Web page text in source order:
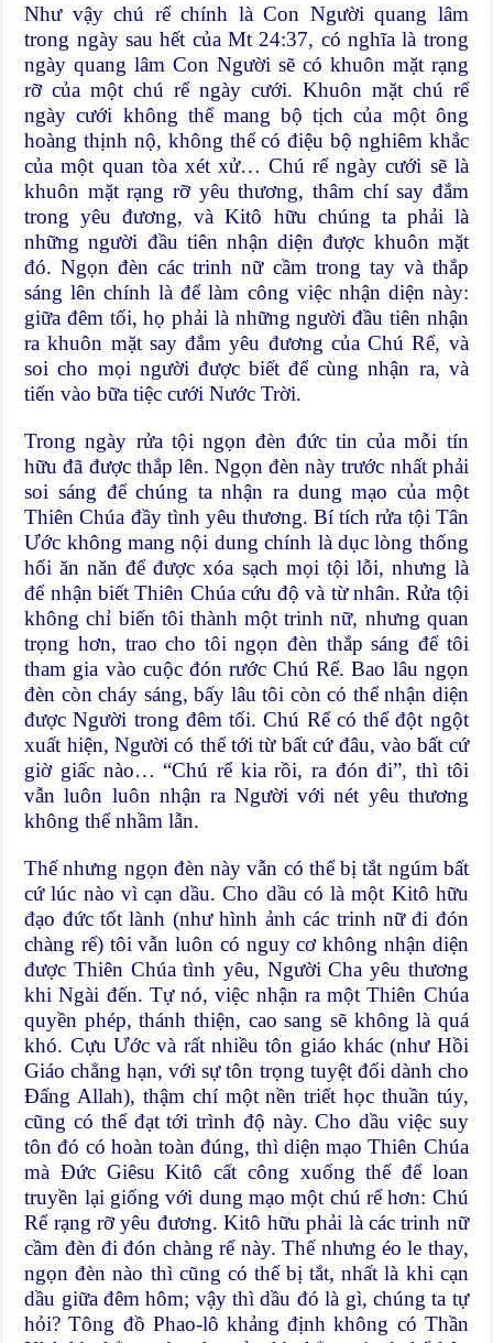
Như vậy chú rể chính là Con Người quang lâm
trong ngày sau hết của Mt 24:37, có nghĩa là trong
ngày quang lâm Con Người sẽ có khuôn mặt rạng
rỡ của một chú rể ngày cưới. Khuôn mặt chú rể
ngày cưới không thể mang bộ tịch của một ông
hoàng thịnh nộ, không thể có điệu bộ nghiêm khắc
của một quan tòa xét xử… Chú rể ngày cưới sẽ là
khuôn mặt rạng rỡ yêu thương, thâm chí say đắm
trong yêu đương, và Kitô hữu chúng ta phải là
những người đầu tiên nhận diện được khuôn mặt
đó. Ngọn đèn các trinh nữ cầm trong tay và thắp
sáng lên chính là để làm công việc nhận diện này:
giữa đêm tối, họ phải là những người đầu tiên nhận
ra khuôn mặt say đắm yêu đương của Chú Rể, và
soi cho mọi người được biết để cùng nhận ra, và
tiến vào bữa tiệc cưới Nước Trời.
Trong ngày rửa tội ngọn đèn đức tin của mỗi tín
hữu đã được thắp lên. Ngọn đèn này trước nhất phải
soi sáng để chúng ta nhận ra dung mạo của một
Thiên Chúa đầy tình yêu thương. Bí tích rửa tội Tân
Ước không mang nội dung chính là dục lòng thống
hối ăn năn để được xóa sạch mọi tội lỗi, nhưng là
để nhận biết Thiên Chúa cứu độ và từ nhân. Rửa tội
không chỉ biến tôi thành một trinh nữ, nhưng quan
trọng hơn, trao cho tôi ngọn đèn thắp sáng để tôi
tham gia vào cuộc đón rước Chú Rể. Bao lâu ngọn
đèn còn cháy sáng, bấy lâu tôi còn có thể nhận diện
được Người trong đêm tối. Chú Rể có thể đột ngột
xuất hiện, Người có thể tới từ bất cứ đâu, vào bất cứ
giờ giấc nào… “Chú rể kia rồi, ra đón đi”, thì tôi
vẫn luôn luôn nhận ra Người với nét yêu thương
không thể nhầm lẫn.
Thế nhưng ngọn đèn này vẫn có thể bị tắt ngúm bất
cứ lúc nào vì cạn dầu. Cho dầu có là một Kitô hữu
đạo đức tốt lành (như hình ảnh các trinh nữ đi đón
chàng rể) tôi vẫn luôn có nguy cơ không nhận diện
được Thiên Chúa tình yêu, Người Cha yêu thương
khi Ngài đến. Tự nó, việc nhận ra một Thiên Chúa
quyền phép, thánh thiện, cao sang sẽ không là quá
khó. Cựu Ước và rất nhiều tôn giáo khác (như Hồi
Giáo chẳng hạn, với sự tôn trọng tuyệt đối dành cho
Đấng Allah), thậm chí một nền triết học thuần túy,
cũng có thể đạt tới trình độ này. Cho dầu việc suy
tôn đó có hoàn toàn đúng, thì diện mạo Thiên Chúa
mà Đức Giêsu Kitô cất công xuống thế để loan
truyền lại giống với dung mạo một chú rể hơn: Chú
Rể rạng rỡ yêu đương. Kitô hữu phải là các trinh nữ
cầm đèn đi đón chàng rể này. Thế nhưng éo le thay,
ngọn đèn nào thì cũng có thể bị tắt, nhất là khi cạn
dầu giữa đêm hôm; vậy thì dầu đó là gì, chúng ta tự
hỏi? Tông đồ Phao-lô khảng định không có Thần